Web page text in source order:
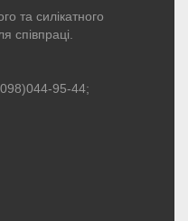
та силікатного
співпраці.
95-44;